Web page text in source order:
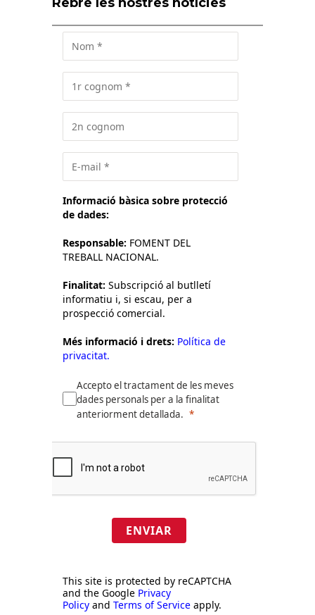
Informació bàsica sobre protecció
de dades:
Responsable: FOMENT DEL
TREBALL NACIONAL.
Finalitat: Subscripció al butlletí
informatiu i, si escau, per a
prospecció comercial.
Més informació i drets: Política de
privacitat.
Accepto el tractament de les meves
dades personals per a la finalitat
anteriorment detallada.
ENVIAR
This site is protected by reCAPTCHA
and the Google Privacy
Policy and Terms of Service apply.